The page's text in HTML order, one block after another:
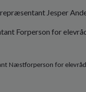
Jesper
Forperson for
Næstforperson for